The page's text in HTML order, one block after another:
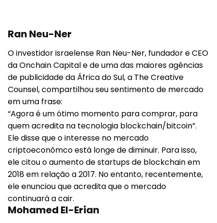
Ran Neu-Ner
O investidor israelense Ran Neu-Ner, fundador e CEO
da Onchain Capital e de uma das maiores agências
de publicidade da África do Sul, a The Creative
Counsel, compartilhou seu sentimento de mercado
em uma frase:
“Agora é um ótimo momento para comprar, para
quem acredita na tecnologia blockchain/bitcoin”.
Ele disse que o interesse no mercado
criptoeconômco está longe de diminuir. Para isso,
ele citou o aumento de startups de blockchain em
2018 em relação a 2017. No entanto, recentemente,
ele enunciou que acredita que o mercado
continuará a cair.
Mohamed El-Erian